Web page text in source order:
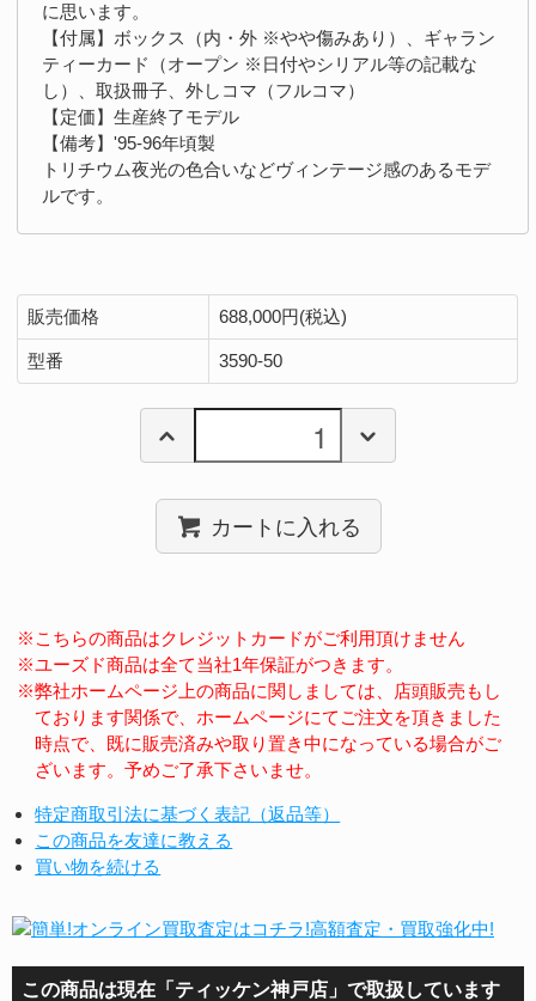
に思います。
【付属】ボックス（内・外 ※やや傷みあり）、ギャラン
ティーカード（オープン ※日付やシリアル等の記載な
し）、取扱冊子、外しコマ（フルコマ）
【定価】生産終了モデル
【備考】'95-96年頃製
トリチウム夜光の色合いなどヴィンテージ感のあるモデ
ルです。
販売価格 688,000円(税込)
型番 3590-50
カートに入れる
※こちらの商品はクレジットカードがご利用頂けません
※ユーズド商品は全て当社1年保証がつきます。
※弊社ホームページ上の商品に関しましては、店頭販売もし
ております関係で、ホームページにてご注文を頂きました
時点で、既に販売済みや取り置き中になっている場合がご
ざいます。予めご了承下さいませ。
特定商取引法に基づく表記（返品等）
この商品を友達に教える
買い物を続ける
この商品は現在「ティッケン神戸店」で取扱しています